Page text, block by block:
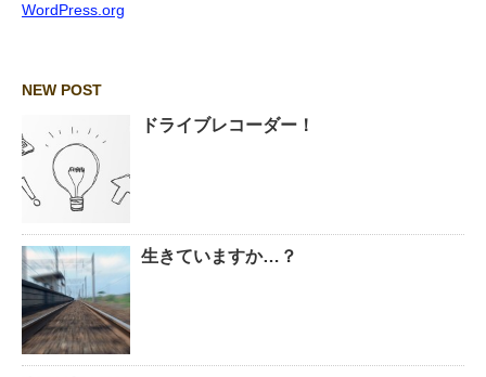
WordPress.org
NEW POST
ドライブレコーダー！
生きていますか…？